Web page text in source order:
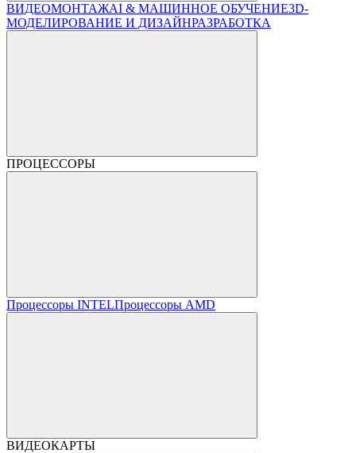
ВИДЕОМОНТАЖAI & МАШИННОЕ ОБУЧЕНИЕ3D-
МОДЕЛИРОВАНИЕ И ДИЗАЙНРАЗРАБОТКА
ПРОЦЕССОРЫ
Процессоры INTELПроцессоры AMD
ВИДЕОКАРТЫ